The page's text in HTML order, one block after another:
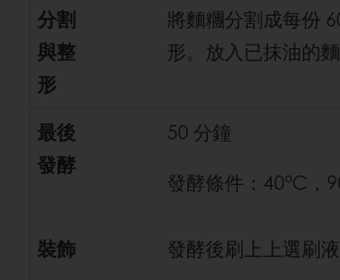
分割
與整
形
將麵糰分割成每份
形。放入已抹油的麵
最後
發酵
50 分鐘
發酵條件：40°C，
裝飾
發酵後刷上上選刷液